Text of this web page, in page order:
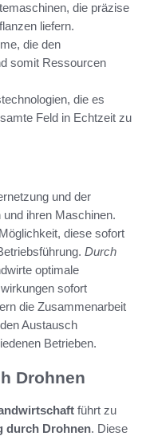
die präzise
liefern.
die den
somit Ressourcen
die es
Feld in Echtzeit zu
und der
ihren Maschinen.
diese sofort
Durch
optimale
sofort
die Zusammenarbeit
Austausch
Betrieben.
Drohnen
führt zu
durch Drohnen. Diese